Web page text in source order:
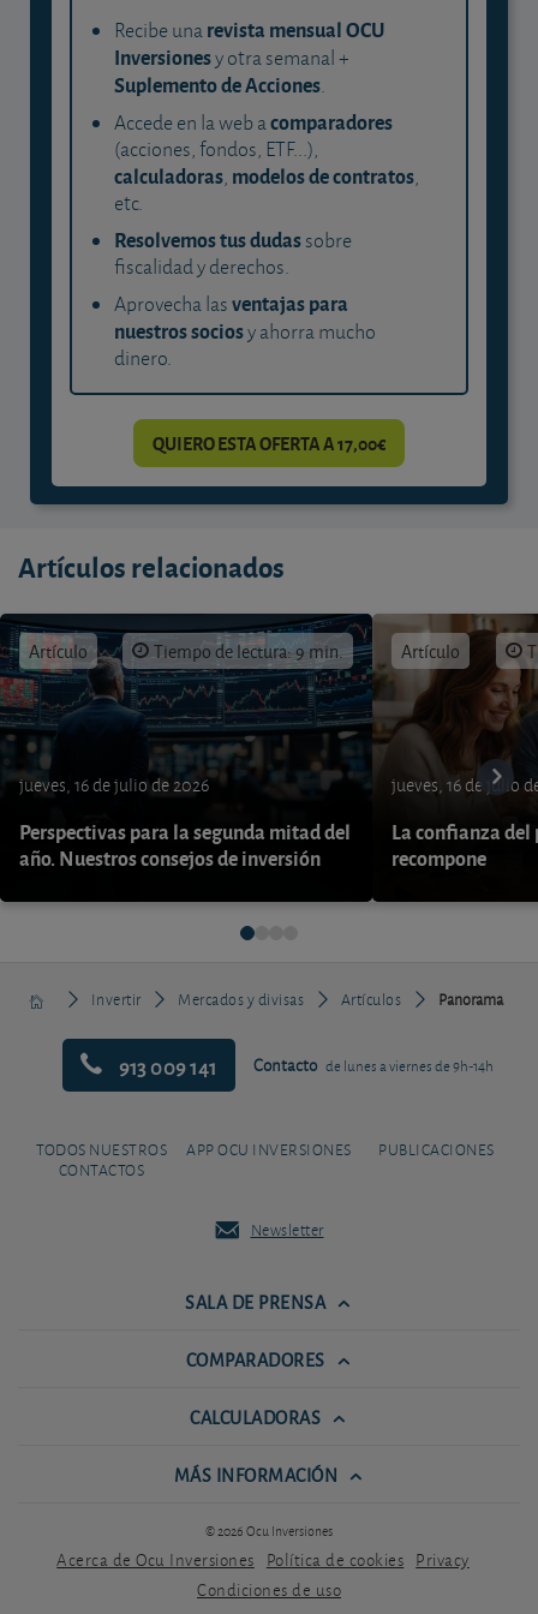
Recibe unarevista mensual OCU
Inversionesy otra semanal +
Suplemento de Acciones.
Accede en la web acomparadores
(acciones, fondos, ETF...),
calculadoras, modelos de contratos,
etc.
Resolvemos tus dudassobre
fiscalidad y derechos.
Aprovecha lasventajas para
nuestros sociosy ahorra mucho
dinero.
QUIERO ESTA OFERTA A 17,00€
Artículos relacionados
Artículo Tiempo de lectura: 9 min.
jueves, 16 de julio de 2026
Perspectivas para la segunda mitad del
año. Nuestros consejos de inversión
Artículo
jueves, 16 de julio
La confianza del
recompone
Invertir Mercados y divisas Artículos Panorama
913 009 141 Contacto de lunes a viernes de 9h-14h
TODOS NUESTROS
CONTACTOS
APP OCU INVERSIONES PUBLICACIONES
Newsletter
SALA DE PRENSA
COMPARADORES
CALCULADORAS
MÁS INFORMACIÓN
© 2026 Ocu Inversiones
Acerca de Ocu Inversiones Política de cookies Privacy
Condiciones de uso